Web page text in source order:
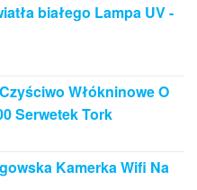
białego Lampa UV -
Włókninowe O
Serwetek Tork
Kamerka Wifi Na